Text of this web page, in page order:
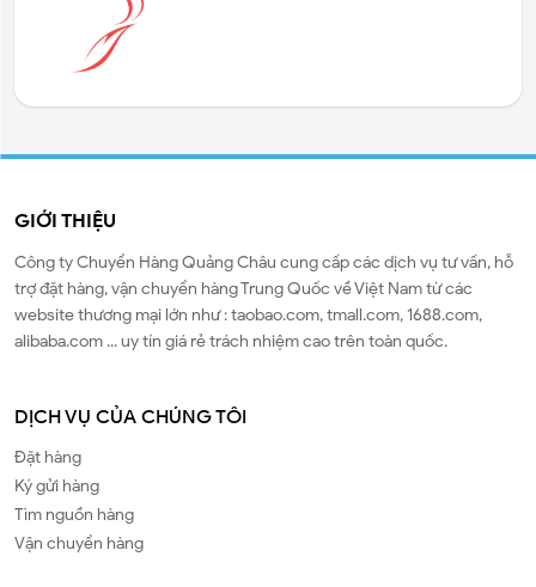
GIỚI THIỆU
Công ty Chuyển Hàng Quảng Châu cung cấp các dịch vụ tư vấn, hỗ
trợ đặt hàng, vận chuyển hàng Trung Quốc về Việt Nam từ các
website thương mại lớn như : taobao.com, tmall.com, 1688.com,
alibaba.com ... uy tín giá rẻ trách nhiệm cao trên toàn quốc.
DỊCH VỤ CỦA CHÚNG TÔI
Đặt hàng
Ký gửi hàng
Tìm nguồn hàng
Vận chuyển hàng